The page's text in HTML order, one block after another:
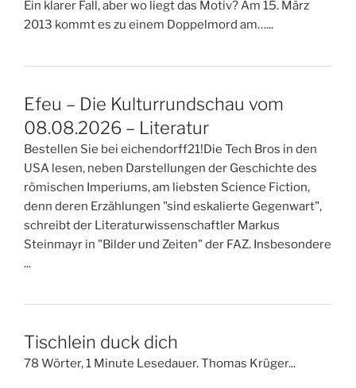
Ein klarer Fall, aber wo liegt das Motiv? Am 15. März
2013 kommt es zu einem Doppelmord am…...
Efeu – Die Kulturrundschau vom
08.08.2026 – Literatur
Bestellen Sie bei eichendorff21!Die Tech Bros in den
USA lesen, neben Darstellungen der Geschichte des
römischen Imperiums, am liebsten Science Fiction,
denn deren Erzählungen "sind eskalierte Gegenwart",
schreibt der Literaturwissenschaftler Markus
Steinmayr in "Bilder und Zeiten" der FAZ. Insbesondere
...
Tischlein duck dich
78 Wörter, 1 Minute Lesedauer. Thomas Krüger...